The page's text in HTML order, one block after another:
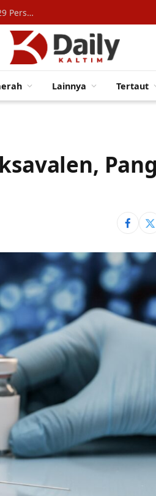
Konsumsi Rumah Tangga Topang Ekonomi Indonesia Tumbuh 5,29 Persen
Lainnya Tertaut